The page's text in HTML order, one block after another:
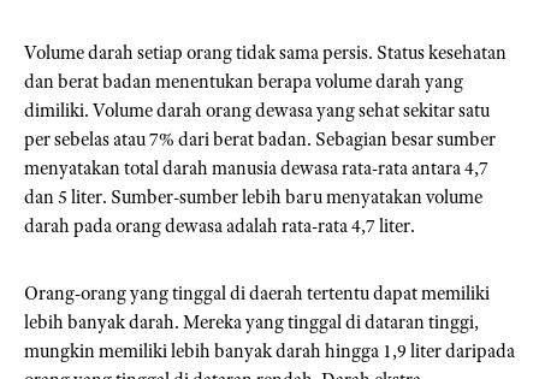
Volume darah setiap orang tidak sama persis. Status kesehatan
dan berat badan menentukan berapa volume darah yang
dimiliki. Volume darah orang dewasa yang sehat sekitar satu
per sebelas atau 7% dari berat badan. Sebagian besar sumber
menyatakan total darah manusia dewasa rata-rata antara 4,7
dan 5 liter. Sumber-sumber lebih baru menyatakan volume
darah pada orang dewasa adalah rata-rata 4,7 liter.
Orang-orang yang tinggal di daerah tertentu dapat memiliki
lebih banyak darah. Mereka yang tinggal di dataran tinggi,
mungkin memiliki lebih banyak darah hingga 1,9 liter daripada